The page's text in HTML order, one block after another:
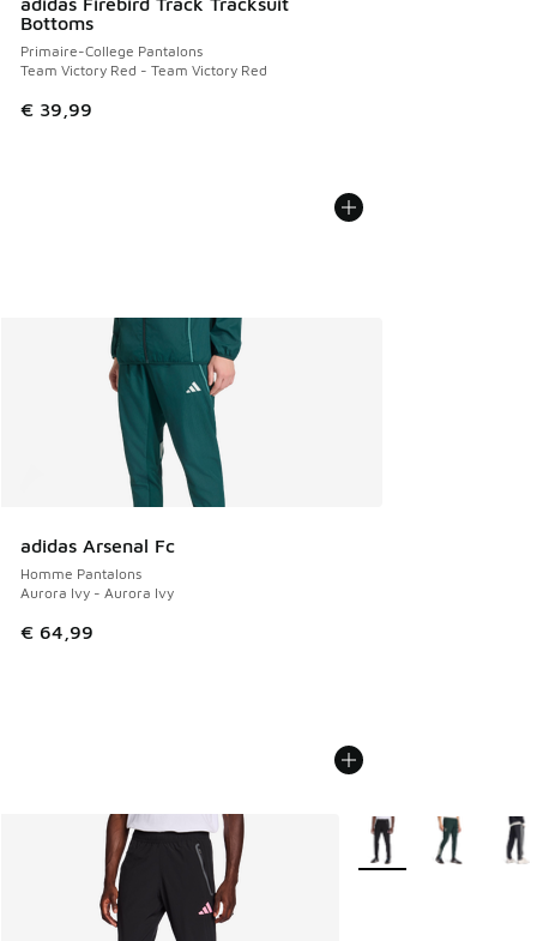
Bottoms
Primaire-College Pantalons
Team Victory Red - Team Victory Red
€ 39,99
adidas Arsenal Fc
Homme Pantalons
Aurora Ivy - Aurora Ivy
€ 64,99
Plus de couleurs